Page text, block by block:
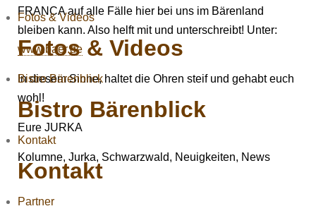
Fotos & Videos
Fotos & Videos
Bistro Bärenblick
Bistro Bärenblick
Kontakt
Kontakt
Partner
FRANCA auf alle Fälle hier bei uns im Bärenland
bleiben kann. Also helft mit und unterschreibt! Unter:
www.baer.de
In diesem Sinne, haltet die Ohren steif und gehabt euch
wohl!
Eure JURKA
Kolumne, Jurka, Schwarzwald, Neuigkeiten, News